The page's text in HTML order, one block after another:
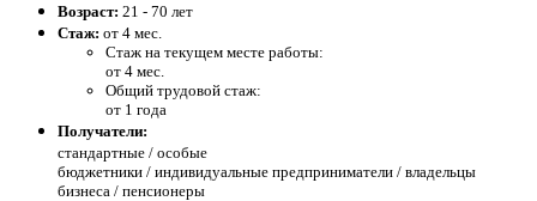
Возраст: 21 - 70 лет
Стаж: от 4 мес.
Стаж на текущем месте работы:
от 4 мес.
Общий трудовой стаж:
от 1 года
Получатели:
стандартные / особые
бюджетники / индивидуальные предприниматели / владельцы
бизнеса / пенсионеры